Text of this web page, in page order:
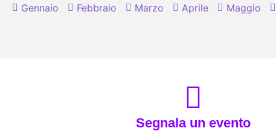
Gennaio Febbraio Marzo Aprile Maggio
Segnala un evento